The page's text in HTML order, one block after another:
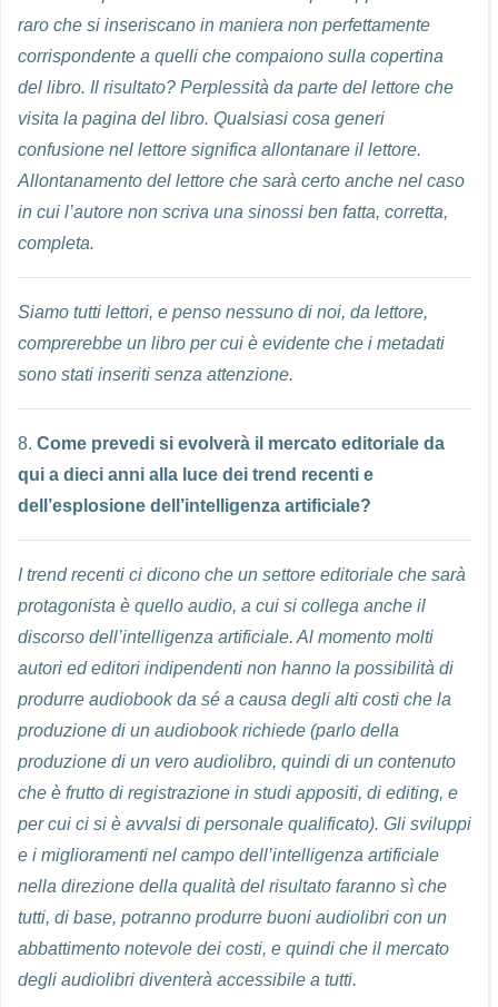
raro che si inseriscano in maniera non perfettamente
corrispondente a quelli che compaiono sulla copertina
del libro. Il risultato? Perplessità da parte del lettore che
visita la pagina del libro. Qualsiasi cosa generi
confusione nel lettore significa allontanare il lettore.
Allontanamento del lettore che sarà certo anche nel caso
in cui l’autore non scriva una sinossi ben fatta, corretta,
completa.
Siamo tutti lettori, e penso nessuno di noi, da lettore,
comprerebbe un libro per cui è evidente che i metadati
sono stati inseriti senza attenzione.
8. Come prevedi si evolverà il mercato editoriale da
qui a dieci anni alla luce dei trend recenti e
dell’esplosione dell’intelligenza artificiale?
I trend recenti ci dicono che un settore editoriale che sarà
protagonista è quello audio, a cui si collega anche il
discorso dell’intelligenza artificiale. Al momento molti
autori ed editori indipendenti non hanno la possibilità di
produrre audiobook da sé a causa degli alti costi che la
produzione di un audiobook richiede (parlo della
produzione di un vero audiolibro, quindi di un contenuto
che è frutto di registrazione in studi appositi, di editing, e
per cui ci si è avvalsi di personale qualificato). Gli sviluppi
e i miglioramenti nel campo dell’intelligenza artificiale
nella direzione della qualità del risultato faranno sì che
tutti, di base, potranno produrre buoni audiolibri con un
abbattimento notevole dei costi, e quindi che il mercato
degli audiolibri diventerà accessibile a tutti.